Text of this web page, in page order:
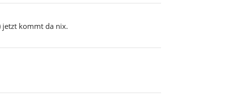
jetzt kommt da nix.